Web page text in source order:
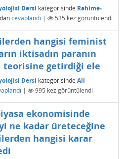
Dersi kategorisinde Rahime-
cevaplandı | 535 kez görüntülendi
hangisi feminist
iktisadın paranın
teorisine getirdiği ele
Dersi kategorisinde Ali
| 995 kez görüntülendi
ekonomisinde
ne kadar üreteceğine
hangisi karar